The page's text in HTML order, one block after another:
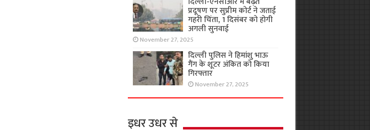
प्रदूषण पर सुप्रीम कोर्ट ने जताई
गहरी चिंता, 1 दिसंबर को होगी
अगली सुनवाई
November 27, 2025
दिल्ली पुलिस ने हिमांशु भाऊ
गैंग के शूटर अंकित को किया
गिरफ्तार
November 27, 2025
इधर उधर से